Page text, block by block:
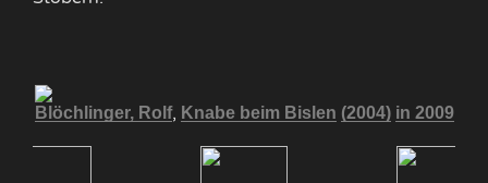
Blöchlinger, Rolf, Knabe beim Bislen (2004) in 2009